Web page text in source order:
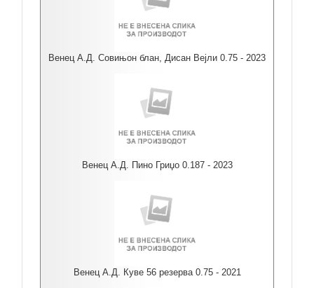
Венец А.Д. Совињон блан, Дисан Вејли 0.75 - 2023
Венец А.Д. Пино Гриџо 0.187 - 2023
Венец А.Д. Куве 56 резерва 0.75 - 2021